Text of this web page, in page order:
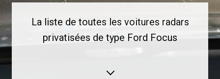
La liste de toutes les voitures radars
privatisées de type Ford Focus